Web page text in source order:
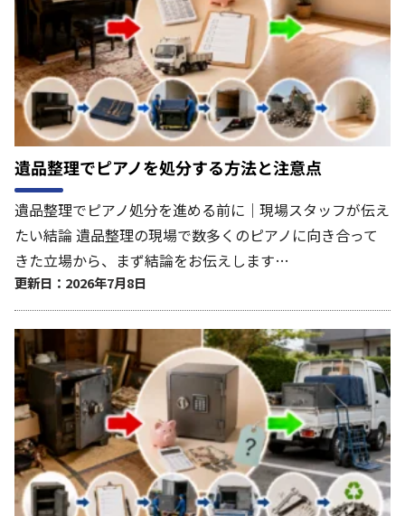
遺品整理でピアノを処分する方法と注意点
遺品整理でピアノ処分を進める前に｜現場スタッフが伝え
たい結論 遺品整理の現場で数多くのピアノに向き合って
きた立場から、まず結論をお伝えします…
更新日：2026年7月8日